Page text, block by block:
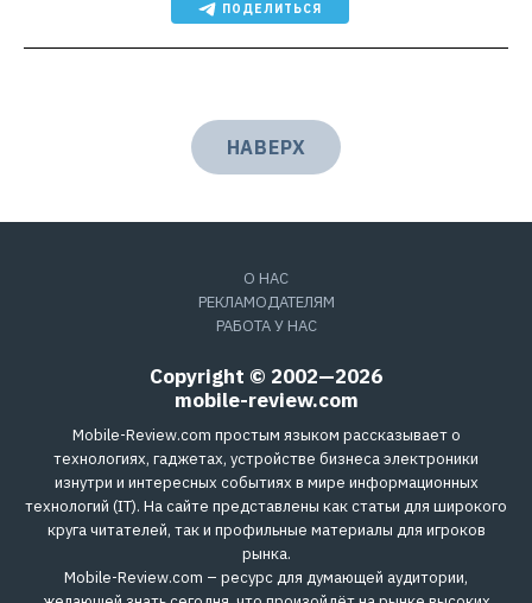
ПОДЕЛИТЬСЯ
НАВЕРХ
О НАС
РЕКЛАМОДАТЕЛЯМ
РАБОТА У НАС
Copyright © 2002—2026
mobile-review.com
Mobile-Review.com простым языком рассказывает о
технологиях, гаджетах, устройстве бизнеса электроники
изнутри и интересных событиях в мире информационных
технологий (IT). На сайте представлены как статьи для широкого
круга читателей, так и профильные материалы для игроков
рынка.
Mobile-Review.com – ресурс для думающей аудитории,